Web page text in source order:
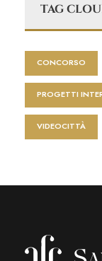
TAG
CONCORSO
PROGETTI
VIDEOCITTÀ